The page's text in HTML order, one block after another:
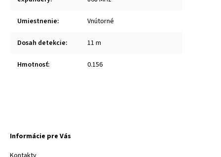
Umiestnenie: Vnútorné
Dosah detekcie: 11 m
Hmotnosť: 0.156
Informácie pre Vás